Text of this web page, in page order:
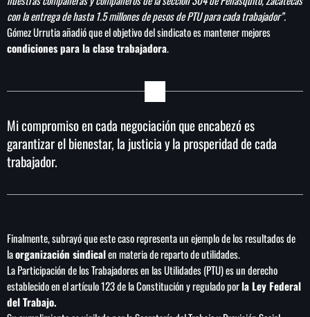
con la entrega de hasta 1.5 millones de pesos de PTU para cada trabajador”.
Gómez Urrutia añadió que el objetivo del sindicato es mantener mejores
condiciones para la clase trabajadora.
Mi compromiso en cada negociación que encabezó es
garantizar el bienestar, la justicia y la prosperidad de cada
trabajador.
Finalmente, subrayó que este caso representa un ejemplo de los resultados de
laorganización sindicalen materia de reparto de utilidades.
La Participación de los Trabajadores en las Utilidades (PTU) es un derecho
establecido en el artículo 123 de la Constitución y regulado porla Ley Federal
del Trabajo.